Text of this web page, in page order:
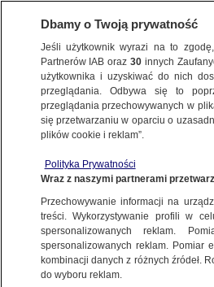
WARSZAWA
ŚRÓDMIEŚCIE
Niemal w niej utonął
12.06.2024, 11:32
Udostępnij
Dbamy o Twoją prywatność
Jeśli użytkownik wyrazi na to
Partnerów IAB oraz30 innych
użytkownika i uzyskiwać do nich
przeglądania. Odbywa się to
przeglądania przechowywanych w
się przetwarzaniu w oparciu o
plików cookie i reklam”.
Polityka Prywatności
Wraz z naszymi partnerami
Przechowywanie informacji na
treści. Wykorzystywanie profili w
spersonalizowanych reklam.
spersonalizowanych reklam. Pomiar
kombinacji danych z różnych źródeł.
do wyboru reklam.